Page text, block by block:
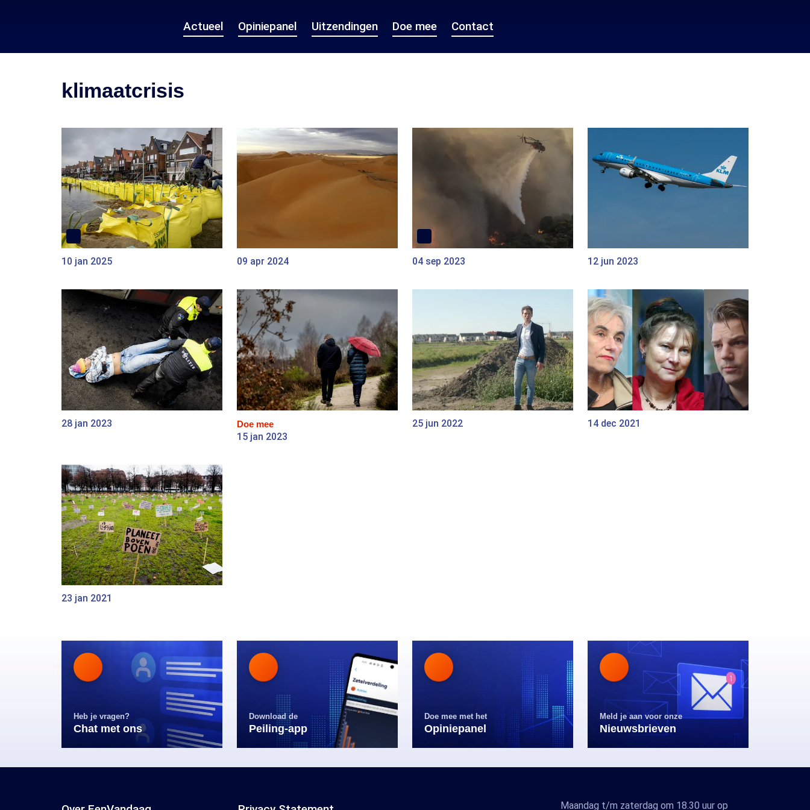
Actueel Opiniepanel Uitzendingen Doe mee Contact
klimaatcrisis
10 jan 2025 09 apr 2024 04 sep 2023 12 jun 2023
28 jan 2023 Doe mee
15 jan 2023
25 jun 2022 14 dec 2021
23 jan 2021
Heb je vragen?
Chat met ons
Download de
Peiling-app
Doe mee met het
Opiniepanel
Meld je aan voor onze
Nieuwsbrieven
Maandag t/m zaterdag om 18.30 uur op